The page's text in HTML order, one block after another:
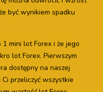
być wynikiem spadku
mini lot Forex i że jego
lot Forex. Pierwszym
dostępny na naszej
przeliczyć wszystkie